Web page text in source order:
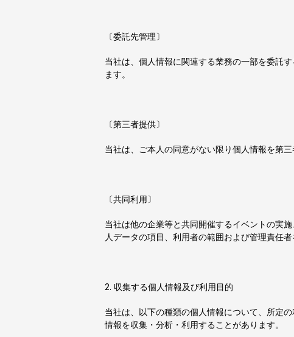
〔委託先管理〕
当社は、個人情報に関連する業務の一部を委託
ます。
〔第三者提供〕
当社は、ご本人の同意がない限り個人情報を第
〔共同利用〕
当社は他の企業等と共同開催するイベントの実
人データの項目、利用者の範囲および管理責任
2. 収集する個人情報及び利用目的
当社は、以下の種類の個人情報について、所定
情報を収集・分析・利用することがあります。